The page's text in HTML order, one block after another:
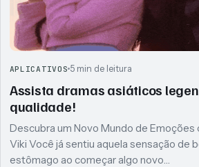
APLICATIVOS 5 min de leitura
Assista dramas asiáticos
qualidade!
Descubra um Novo Mundo de Emoções
Viki Você já sentiu aquela sensação de
estômago ao começar algo novo…